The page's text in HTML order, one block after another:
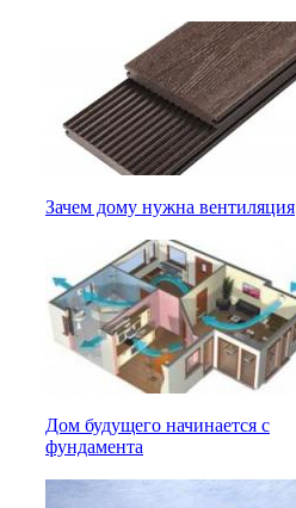
Зачем дому нужна вентиляция
Дом будущего начинается с
фундамента